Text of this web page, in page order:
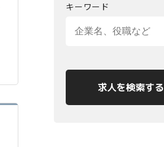
キーワード
求人を検索する